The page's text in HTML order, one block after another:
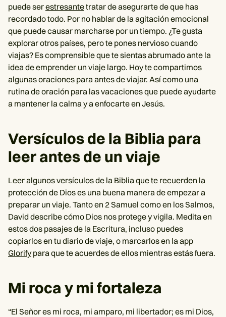
puede serestresantetratar de asegurarte de que has
recordado todo. Por no hablar de la agitación emocional
que puede causar marcharse por un tiempo. ¿Te gusta
explorar otros países, pero te pones nervioso cuando
viajas? Es comprensible que te sientas abrumado ante la
idea de emprender un viaje largo. Hoy te compartimos
algunas oraciones para antes de viajar. Así como una
rutina de oración para las vacaciones que puede ayudarte
a mantener la calma y a enfocarte en Jesús.
Versículos de la Biblia para
leer antes de un viaje
Leer algunos versículos de la Biblia que te recuerden la
protección de Dios es una buena manera de empezar a
preparar un viaje. Tanto en 2 Samuel como en los Salmos,
David describe cómo Dios nos protege y vigila. Medita en
estos dos pasajes de la Escritura, incluso puedes
copiarlos en tu diario de viaje, o marcarlos en la app
Glorifypara que te acuerdes de ellos mientras estás fuera.
Mi roca y mi fortaleza
“El Señor es mi roca, mi amparo, mi libertador; es mi Dios,